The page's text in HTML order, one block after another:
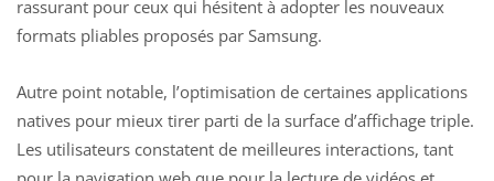
rassurant pour ceux qui hésitent à adopter les nouveaux
formats pliables proposés par Samsung.
Autre point notable, l’optimisation de certaines applications
natives pour mieux tirer parti de la surface d’affichage triple.
Les utilisateurs constatent de meilleures interactions, tant